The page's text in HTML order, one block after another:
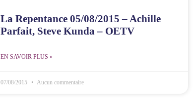
La Repentance 05/08/2015 – Achille
Parfait, Steve Kunda – OETV
EN SAVOIR PLUS »
07/08/2015 Aucun commentaire